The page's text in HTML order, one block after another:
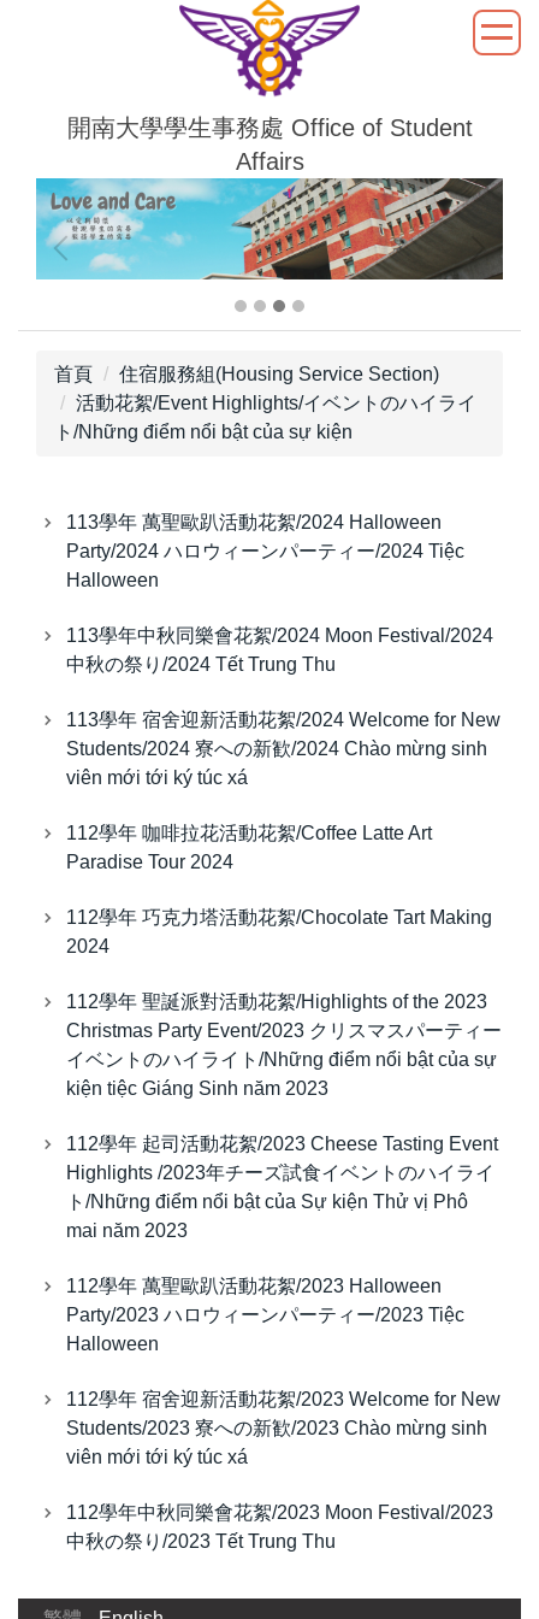
開南大學學生事務處 Office of Student
Affairs
首頁
住宿服務組(Housing Service Section)
活動花絮/Event Highlights/イベントのハイライ
ト/Những điểm nổi bật của sự kiện
113學年 萬聖歐趴活動花絮/2024 Halloween
Party/2024 ハロウィーンパーティー/2024 Tiệc
Halloween
113學年中秋同樂會花絮/2024 Moon Festival/2024
中秋の祭り/2024 Tết Trung Thu
113學年 宿舍迎新活動花絮/2024 Welcome for New
Students/2024 寮への新歓/2024 Chào mừng sinh
viên mới tới ký túc xá
112學年 咖啡拉花活動花絮/Coffee Latte Art
Paradise Tour 2024
112學年 巧克力塔活動花絮/Chocolate Tart Making
2024
112學年 聖誕派對活動花絮/Highlights of the 2023
Christmas Party Event/2023 クリスマスパーティー
イベントのハイライト/Những điểm nổi bật của sự
kiện tiệc Giáng Sinh năm 2023
112學年 起司活動花絮/2023 Cheese Tasting Event
Highlights /2023年チーズ試食イベントのハイライ
ト/Những điểm nổi bật của Sự kiện Thử vị Phô
mai năm 2023
112學年 萬聖歐趴活動花絮/2023 Halloween
Party/2023 ハロウィーンパーティー/2023 Tiệc
Halloween
112學年 宿舍迎新活動花絮/2023 Welcome for New
Students/2023 寮への新歓/2023 Chào mừng sinh
viên mới tới ký túc xá
112學年中秋同樂會花絮/2023 Moon Festival/2023
中秋の祭り/2023 Tết Trung Thu